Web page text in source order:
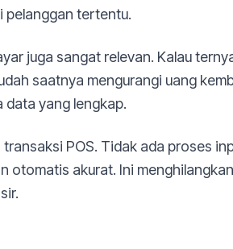
pelanggan tertentu.
juga sangat relevan. Kalau
saatnya mengurangi uang
data yang lengkap.
POS. Tidak ada proses
otomatis akurat. Ini